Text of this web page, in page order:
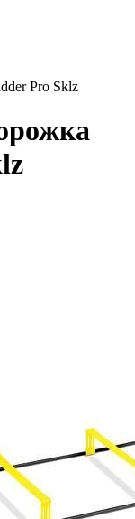
Pro Sklz